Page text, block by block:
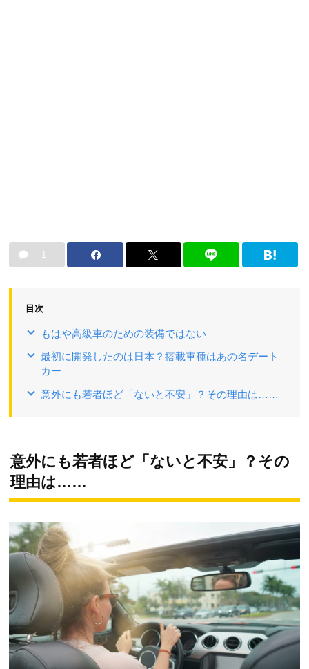
1
目次
もはや高級車のための装備ではない
最初に開発したのは日本？搭載車種はあの名デート
カー
意外にも若者ほど「ないと不安」？その理由は……
意外にも若者ほど「ないと不安」？その
理由は……